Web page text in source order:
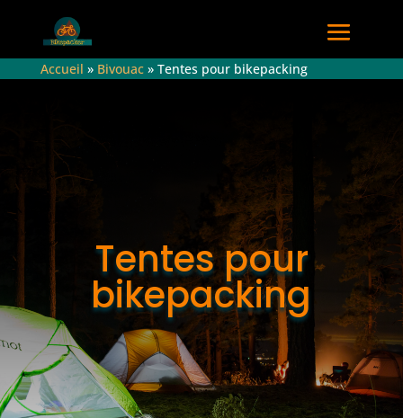
Accueil » Bivouac» Tentes pour bikepacking
Tentes pour
bikepacking